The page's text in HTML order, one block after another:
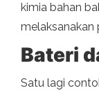
kimia bahan
melaksanakan
Bateri
Satu lagi